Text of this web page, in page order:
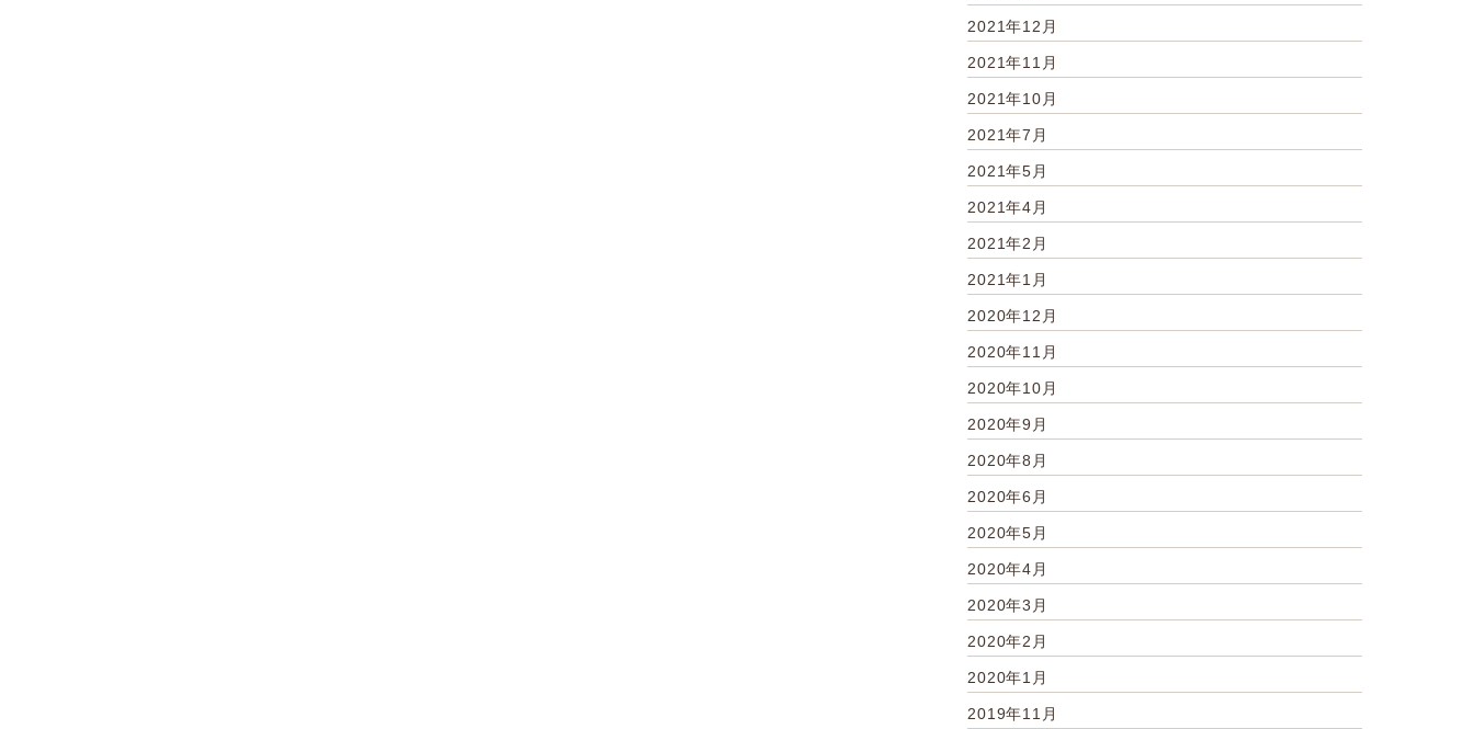
2021年12月
2021年11月
2021年10月
2021年7月
2021年5月
2021年4月
2021年2月
2021年1月
2020年12月
2020年11月
2020年10月
2020年9月
2020年8月
2020年6月
2020年5月
2020年4月
2020年3月
2020年2月
2020年1月
2019年11月